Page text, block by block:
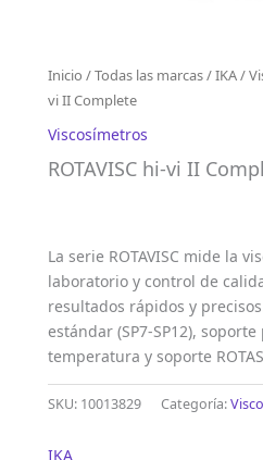
Inicio /Todas las marcas/IKA/
vi II Complete
Viscosímetros
ROTAVISC hi-vi II
La serie ROTAVISC mide la
laboratorio y control de
resultados rápidos y
estándar (SP7-SP12),
temperatura y soporte
SKU: 10013829 Categoría:
IKA